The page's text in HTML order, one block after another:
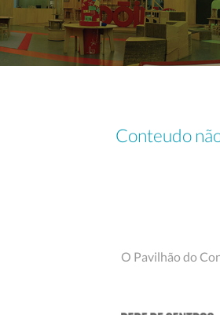
Conteudo
O Pavilhão do